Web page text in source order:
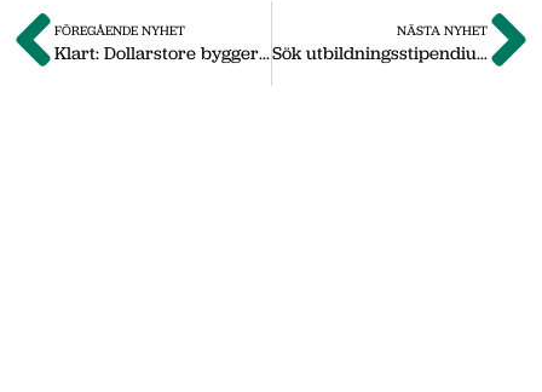
FÖREGÅENDE NYHET
Klart: Dollarstore bygger i Nässjö – planerar att öppna i november
NÄSTA NYHET
Sök utbildningsstipendium hos Axeheims stiftelse